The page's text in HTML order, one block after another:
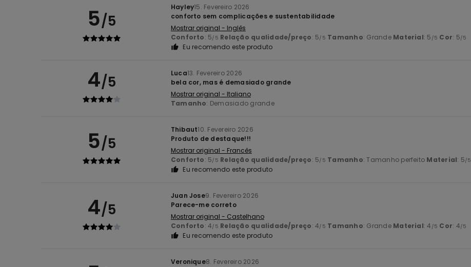
5/5
Hayley15. Fevereiro 2026
conforto sem complicações e sustentabilidade
Mostrar original - Inglês
Conforto: 5/5 Relação qualidade/preço: 5/5 Tamanho: Grande Material: 5 /5 Cor: 5/5
Eu recomendo este produto
4/5 Luca13. Fevereiro 2026
bela cor, mas é demasiado grande
Mostrar original - Italiano
Tamanho: Demasiado grande
5/5
Thibaut10. Fevereiro 2026
Produto de destaque!!!
Mostrar original - Francês
Conforto: 5/5 Relação qualidade/preço: 5/5 Tamanho: Tamanho perfeito Material: 5/5
Eu recomendo este produto
4/5
Juan Jose9. Fevereiro 2026
Parece-me correto
Mostrar original - Castelhano
Conforto: 4/5 Relação qualidade/preço: 4/5 Tamanho: Grande Material: 4 /5 Cor: 4/5
Eu recomendo este produto
Veronique8. Fevereiro 2026